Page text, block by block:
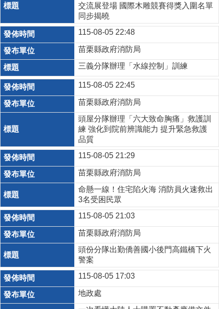
交流展登場 國際木雕競賽得獎入圍名單
同步揭曉
115-08-05 22:48
苗栗縣政府消防局
三義分隊辦理「水線控制」訓練
115-08-05 22:45
苗栗縣政府消防局
頭屋分隊辦理「六大致命胸痛」救護訓
練 強化到院前辨識能力 提升緊急救護
品質
115-08-05 21:29
苗栗縣政府消防局
命懸一線！住宅陷火海 消防員火速救出
3名受困民眾
115-08-05 21:03
苗栗縣政府消防局
頭份分隊出勤僑善國小後門高鐵橋下火
警案
115-08-05 17:03
地政處